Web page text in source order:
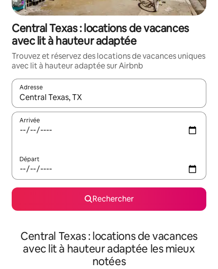
Central Texas : locations de vacances
avec lit à hauteur adaptée
Trouvez et réservez des locations de vacances uniques
avec lit à hauteur adaptée sur Airbnb
Adresse
Lorsque les résultats s'affichent, utilisez les flèches vers le
Arrivée
Départ
Rechercher
Central Texas : locations de vacances
avec lit à hauteur adaptée les mieux
notées